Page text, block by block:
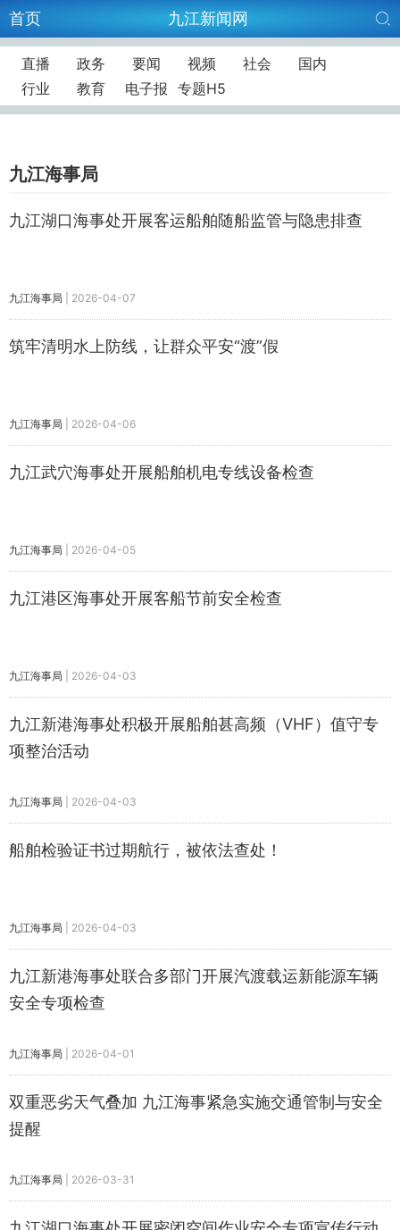
首页 九江新闻网
直播 政务 要闻 视频 社会
国内
行业
教育 电子报 专题H5
九江海事局
九江湖口海事处开展客运船舶随船监管与隐患排查
九江海事局 2026-04-07
筑牢清明水上防线，让群众平安“渡”假
九江海事局 2026-04-06
九江武穴海事处开展船舶机电专线设备检查
九江海事局 2026-04-05
九江港区海事处开展客船节前安全检查
九江海事局 2026-04-03
九江新港海事处积极开展船舶甚高频（VHF）值守专
项整治活动
九江海事局 2026-04-03
船舶检验证书过期航行，被依法查处！
九江海事局 2026-04-03
九江新港海事处联合多部门开展汽渡载运新能源车辆
安全专项检查
九江海事局 2026-04-01
双重恶劣天气叠加 九江海事紧急实施交通管制与安全
提醒
九江海事局 2026-03-31